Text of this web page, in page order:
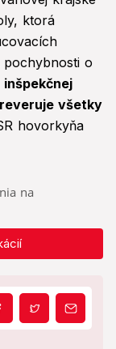
ktorá
o
inšpekčnej
všetky
hovorkyňa
na